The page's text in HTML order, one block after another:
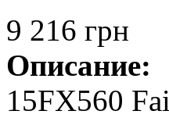
9 216 грн
Описание:
15FX560